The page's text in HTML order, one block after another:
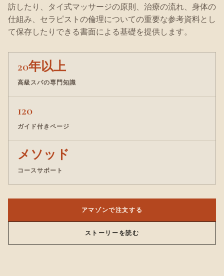
訪したり、タイ式マッサージの原則、治療の流れ、身体の
仕組み、セラピストの倫理についての重要な参考資料とし
て保存したりできる書面による基礎を提供します。
20年以上
高級スパの専門知識
120
ガイド付きページ
メソッド
コースサポート
アマゾンで注文する
ストーリーを読む